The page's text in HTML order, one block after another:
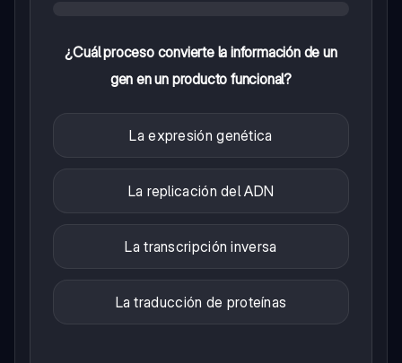
¿Cuál proceso convierte la información de un
gen en un producto funcional?
La expresión genética
La replicación del ADN
La transcripción inversa
La traducción de proteínas